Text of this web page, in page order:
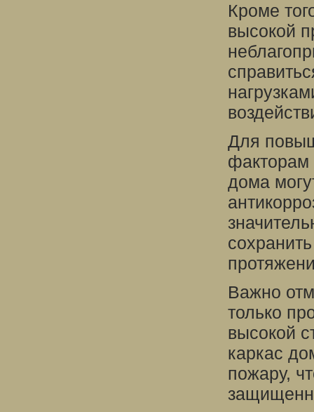
Кроме
высокой
Для
факторам
дома
Важно
только
высокой
каркас
пожару,